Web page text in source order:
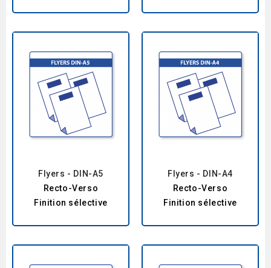
Flyers - DIN-A5
Recto-Verso
Finition sélective
Flyers - DIN-A4
Recto-Verso
Finition sélective